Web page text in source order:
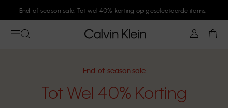
End-of-season sale. Tot wel 40% korting op geselecteerde items.
End-of-season sale
Tot Wel 40% Korting